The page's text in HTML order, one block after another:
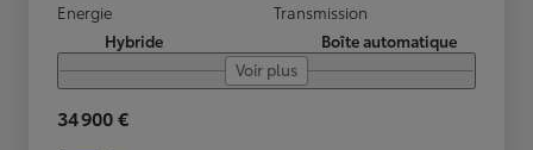
Energie
Hybride
Transmission
Boîte automatique
Voir plus
34 900 €